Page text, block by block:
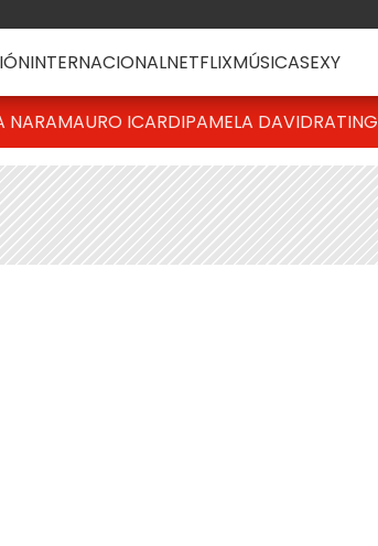
INTERNACIONALNETFLIXMÚSICASEXY
NARAMAURO ICARDIPAMELA DAVIDRATING